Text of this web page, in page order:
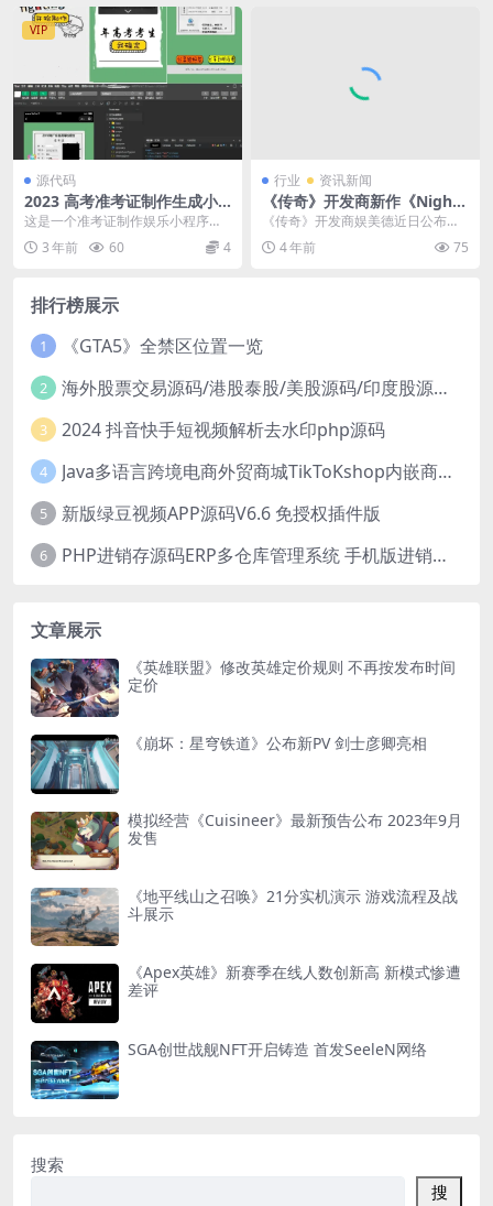
VIP
源代码
2023 高考准考证制作生成小
程序源码 附流量主
这是一个准考证制作娱乐小程序，
用来恶搞等等娱乐，小程序自带背
景音乐，非常适合毕业...
3 年前 60 4
行业 资讯新闻
《传奇》开发商新作《NightC
rows》首曝 虚幻5打造
《传奇》开发商娱美德近日公布了
一款MMORPG新作《Night Crow
s》，该...
4 年前 75
排行榜展示
1 《GTA5》全禁区位置一览
2 海外股票交易源码/港股泰股/美股源码/印度股源码/马拉西亚股票源码/国际股票配资
3 2024 抖音快手短视频解析去水印php源码
4 Java多语言跨境电商外贸商城TikToKshop内嵌商城I商家入驻I一键铺
5 新版绿豆视频APP源码V6.6 免授权插件版
6 PHP进销存源码ERP多仓库管理系统 手机版进销存 php网络版进销存小程序
文章展示
《英雄联盟》修改英雄定价规则 不再按发布时间
定价
《崩坏：星穹铁道》公布新PV 剑士彦卿亮相
模拟经营《Cuisineer》最新预告公布 2023年9月
发售
《地平线山之召唤》21分实机演示 游戏流程及战
斗展示
《Apex英雄》新赛季在线人数创新高 新模式惨遭
差评
SGA创世战舰NFT开启铸造 首发SeeleN网络
搜索
搜